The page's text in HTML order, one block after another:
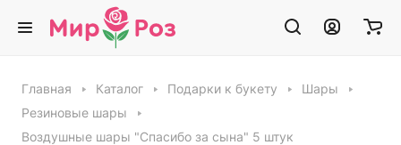
Главная Каталог Подарки к букету
Шары
Резиновые шары
Воздушные шары "Спасибо за сына" 5 штук